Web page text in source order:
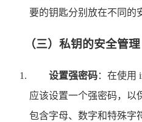
要的钥匙分别放在不同的
（三）私钥的安全管理
设置强密码：在使用
应该设置一个强密码，以
包含字母、数字和特殊字